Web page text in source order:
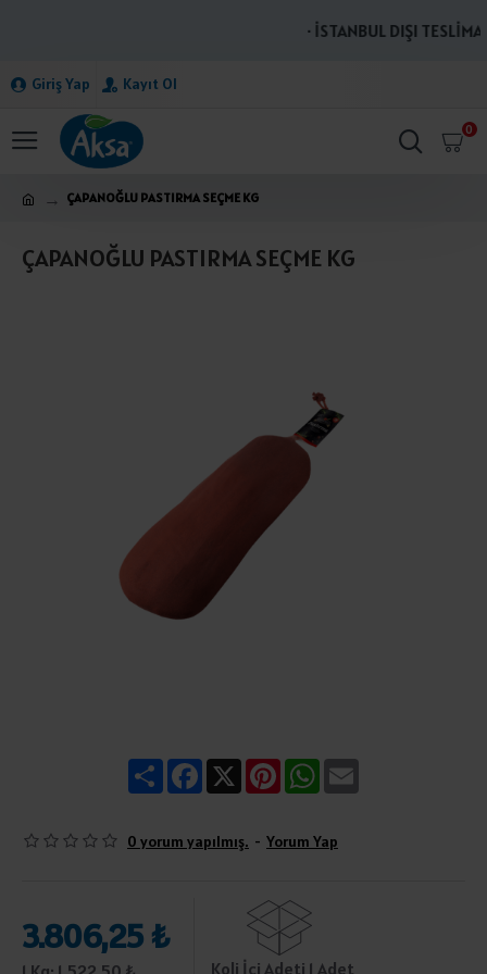
· İSTANBUL DIŞI
Giriş Yap Kayıt Ol
0
ÇAPANOĞLU PASTIRMA SEÇME KG
ÇAPANOĞLU PASTIRMA SEÇME KG
ShareFacebook
X PinterestWhatsApp
0 yorum yapılmış. - Yorum Yap
3.806,25 ₺
Koli İçi Adeti 1 Adet